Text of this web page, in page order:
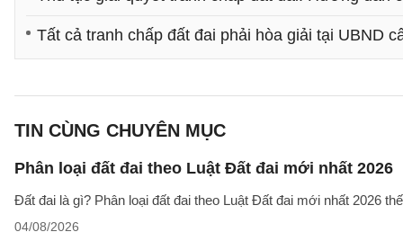
Tất cả tranh chấp đất đai phải hòa giải tại UBND
TIN CÙNG CHUYÊN MỤC
Phân loại đất đai theo Luật Đất đai mới nhất 2026
Đất đai là gì? Phân loại đất đai theo Luật Đất đai mới nhất 2026
04/08/2026